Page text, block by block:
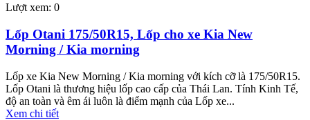
Lượt xem: 0
Lốp Otani 175/50R15, Lốp cho xe Kia New
Morning / Kia morning
Lốp xe Kia New Morning / Kia morning với kích cỡ là 175/50R15.
Lốp Otani là thương hiệu lốp cao cấp của Thái Lan. Tính Kinh Tế,
độ an toàn và êm ái luôn là điểm mạnh của Lốp xe...
Xem chi tiết